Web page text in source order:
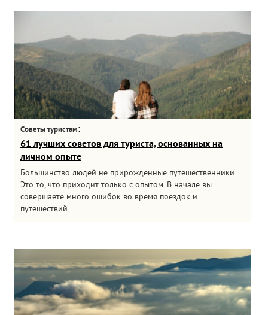
Советы туристам:
61 лучших советов для туриста, основанных на
личном опыте
Большинство людей не прирожденные путешественники.
Это то, что приходит только с опытом. В начале вы
совершаете много ошибок во время поездок и
путешествий.